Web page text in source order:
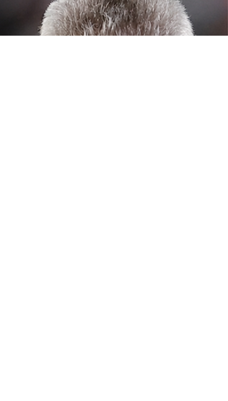
respetabilidad cambia de ropa.